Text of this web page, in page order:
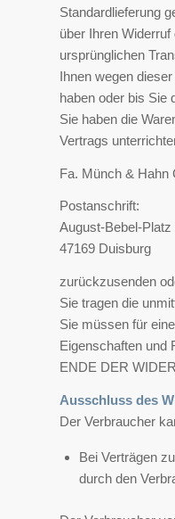
Standardlieferung
über Ihren
ursprünglichen
Ihnen wegen
haben oder bis Sie
Sie haben die
Vertrags
Fa. Münch & Hahn
Postanschrift:
August-Bebel-Platz
47169 Duisburg
zurückzusenden
Sie tragen die
Sie müssen für
Eigenschaften und
ENDE DER
Ausschluss des
Der Verbraucher
Bei Verträgen
durch den